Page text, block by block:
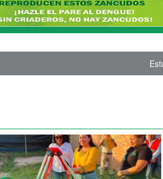
Estudiantes de la UNU